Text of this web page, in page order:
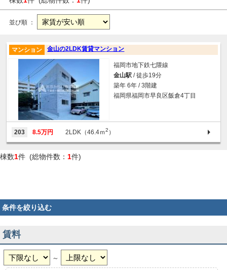
並び順 ：
金山の2LDK賃貸マンション
マンション
福岡市地下鉄七隈線
金山駅 / 徒歩19分
築年 6年 / 3階建
福岡県福岡市早良区飯倉4丁目
203 8.5万円 2LDK（46.4ｍ2 ）
棟数1件 (総物件数： 1件)
条件を絞り込む
賃料
～